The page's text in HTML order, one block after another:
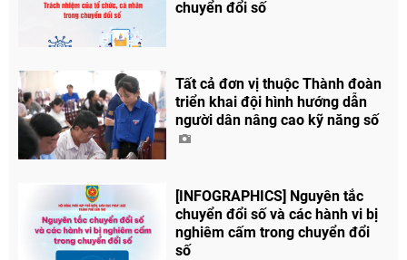
chuyển đổi số
Tất cả đơn vị thuộc Thành đoàn
triển khai đội hình hướng dẫn
người dân nâng cao kỹ năng số
[INFOGRAPHICS] Nguyên tắc
chuyển đổi số và các hành vi bị
nghiêm cấm trong chuyển đổi
số